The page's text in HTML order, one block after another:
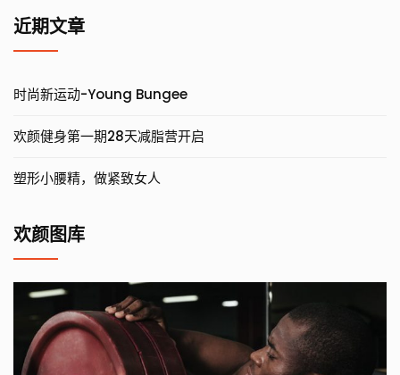
近期文章
时尚新运动-Young Bungee
欢颜健身第一期28天减脂营开启
塑形小腰精，做紧致女人
欢颜图库